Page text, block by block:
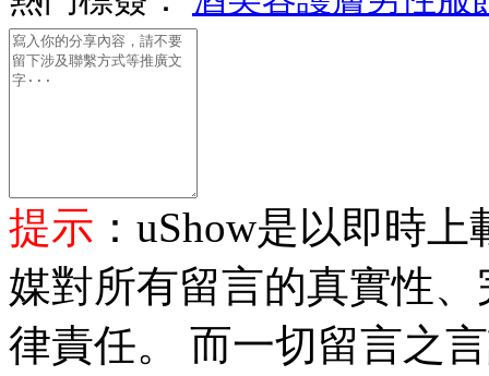
提示 ：uShow是以即時
媒對所有留言的真實性
律責任。 而一切留言之